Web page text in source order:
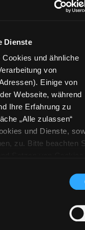
Dienste
und ähnliche
von
Einige von
Webseite, während
Ihre Erfahrung zu
„Alle zulassen“
und Dienste,
zu. Bitte beachten
In diesem
durch solche